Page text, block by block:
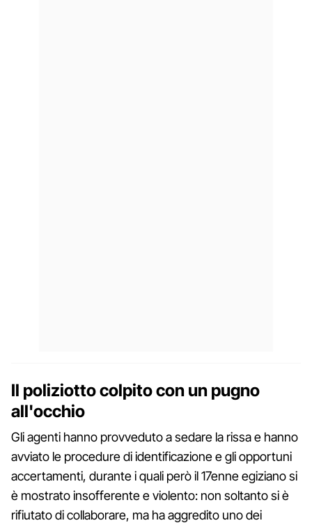
Il poliziotto colpito con un pugno
all'occhio
Gli agenti hanno provveduto a sedare la rissa e hanno
avviato le procedure di identificazione e gli opportuni
accertamenti, durante i quali però il 17enne egiziano si
è mostrato insofferente e violento: non soltanto si è
rifiutato di collaborare, ma ha aggredito uno dei